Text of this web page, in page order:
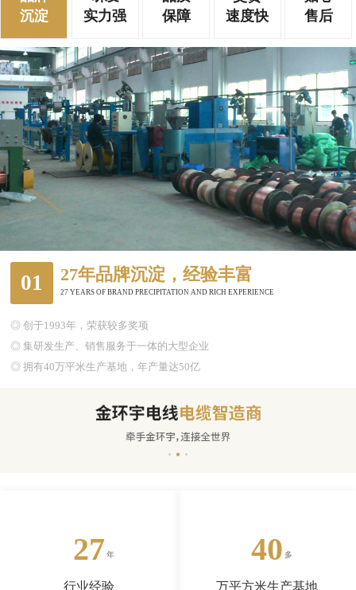
沉淀
实力强
保障
速度快
售后
01 27年品牌沉淀，经验丰富
27 YEARS OF BRAND PRECIPITATION AND RICH EXPERIENCE
◎ 创于1993年，荣获较多奖项
◎ 集研发生产、销售服务于一体的大型企业
◎ 拥有40万平米生产基地，年产量达50亿
27
行业经验
40
万平方米生产基地